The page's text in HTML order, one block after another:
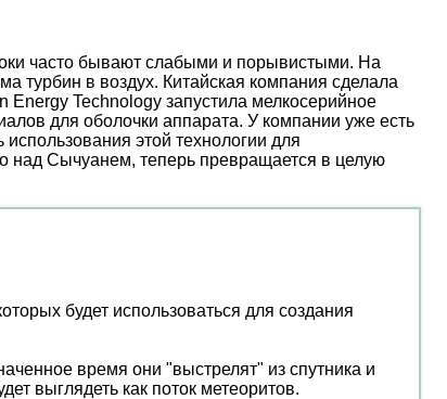
часто бывают слабыми и порывистыми. На
турбин в воздух. Китайская компания сделала
Technology запустила мелкосерийное
для оболочки аппарата. У компании уже есть
этой технологии для
над Сычуанем, теперь превращается в целую
будет использоваться для создания
время они "выстрелят" из спутника и
выглядеть как поток метеоритов.